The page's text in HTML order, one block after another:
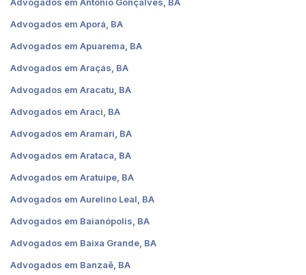
Advogados em Aporá, BA
Advogados em Apuarema, BA
Advogados em Araçás, BA
Advogados em Aracatu, BA
Advogados em Araci, BA
Advogados em Aramari, BA
Advogados em Arataca, BA
Advogados em Aratuípe, BA
Advogados em Aurelino Leal, BA
Advogados em Baianópolis, BA
Advogados em Baixa Grande, BA
Advogados em Banzaê, BA